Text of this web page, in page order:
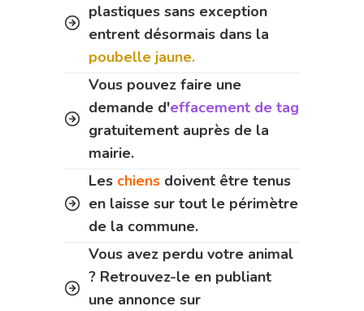
plastiques sans exception
entrent désormais dans la
poubelle jaune.
Vous pouvez faire une
demande d'effacement de tag
gratuitement auprès de la
mairie.
Les chiens doivent être tenus
en laisse sur tout le périmètre
de la commune.
Vous avez perdu votre animal
? Retrouvez-le en publiant
une annonce sur